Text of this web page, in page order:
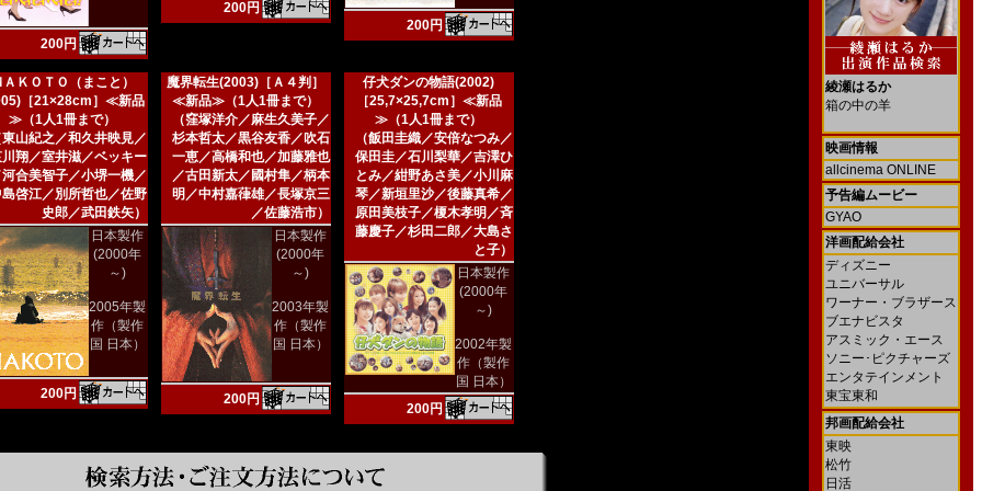
200円
200円
200円
ＡＫＯＴＯ（まこと）
［21×28cm］≪新品
≫（1人1冊まで）
山紀之／和久井映見／
翔／室井滋／ベッキー
合美智子／小堺一機／
啓江／別所哲也／佐野
史郎／武田鉄矢）
日本製作
(2000年
～)
2005年製
作（製作
国 日本）
200円
魔界転生(2003)［Ａ４判］
≪新品≫（1人1冊まで）
（窪塚洋介／麻生久美子／
杉本哲太／黒谷友香／吹石
一恵／高橋和也／加藤雅也
／古田新太／國村隼／柄本
明／中村嘉葎雄／長塚京三
／佐藤浩市）
日本製作
(2000年
～)
2003年製
作（製作
国 日本）
200円
仔犬ダンの物語(2002)
［25,7×25,7cm］≪新品
≫（1人1冊まで）
（飯田圭織／安倍なつみ／
保田圭／石川梨華／吉澤ひ
とみ／紺野あさ美／小川麻
琴／新垣里沙／後藤真希／
原田美枝子／榎木孝明／斉
藤慶子／杉田二郎／大島さ
と子）
日本製作
(2000年
～)
2002年製
作（製作
国 日本）
200円
綾瀬はるか
箱の中の羊
映画情報
allcinema ONLINE
予告編ムービー
GYAO
洋画配給会社
ディズニー
ユニバーサル
ワーナー・ブラザース
ブエナビスタ
アスミック・エース
ソニー･ピクチャーズ
エンタテインメント
東宝東和
邦画配給会社
東映
松竹
日活